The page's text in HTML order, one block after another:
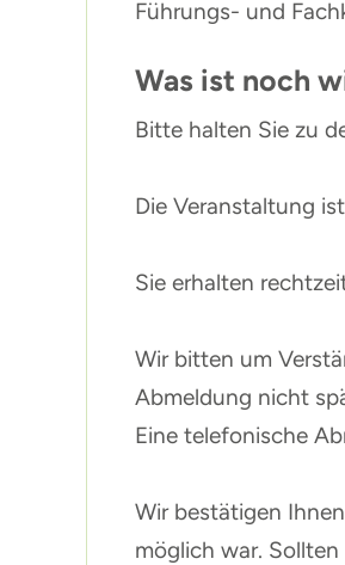
Führungs- und
Was ist noch
Bitte halten Sie zu
Die Veranstaltung
Sie erhalten
Wir bitten um
Abmeldung nicht
Eine telefonische
Wir bestätigen
möglich war.